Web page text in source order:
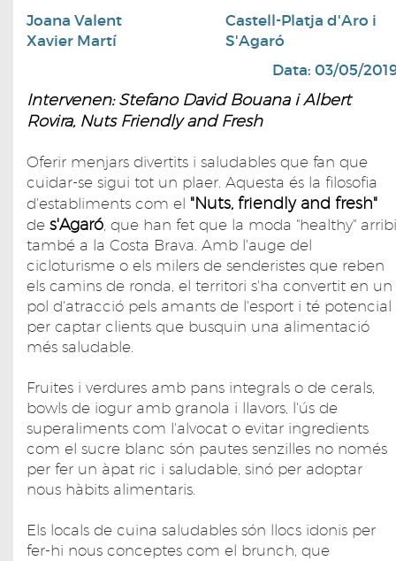
Joana Valent
Xavier Martí
Castell-Platja d'Aro i
S'Agaró
Data: 03/05/
Intervenen: Stefano David Bouana i Albert
Rovira, Nuts Friendly and Fresh
Oferir menjars divertits i saludables que fan que
cuidar-se sigui tot un plaer. Aquesta és la filosofia
d'establiments com el "Nuts, friendly and fresh"
de s'Agaró, que han fet que la moda "healthy" arribi
també a la Costa Brava. Amb l'auge del
cicloturisme o els milers de senderistes que reben
els camins de ronda, el territori s'ha convertit en un
pol d'atracció pels amants de l'esport i té potencial
per captar clients que busquin una alimentació
més saludable.
Fruites i verdures amb pans integrals o de cerals,
bowls de iogur amb granola i llavors, l'ús de
superaliments com l'alvocat o evitar ingredients
com el sucre blanc són pautes senzilles no només
per fer un àpat ric i saludable, sinó per adoptar
nous hàbits alimentaris.
Els locals de cuina saludables són llocs idonis per
fer-hi nous conceptes com el brunch, que